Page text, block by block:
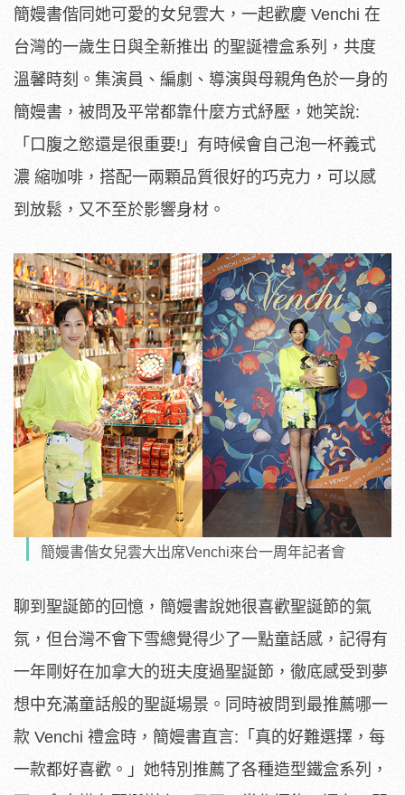
簡嫚書偕同她可愛的女兒雲大，一起歡慶 Venchi 在
台灣的一歲生日與全新推出 的聖誕禮盒系列，共度
溫馨時刻。集演員、編劇、導演與母親角色於一身的
簡嫚書，被問及平常都靠什麼方式紓壓，她笑說:
「口腹之慾還是很重要!」有時候會自己泡一杯義式
濃 縮咖啡，搭配一兩顆品質很好的巧克力，可以感
到放鬆，又不至於影響身材。
簡嫚書偕女兒雲大出席Venchi來台一周年記者會
聊到聖誕節的回憶，簡嫚書說她很喜歡聖誕節的氣
氛，但台灣不會下雪總覺得少了一點童話感，記得有
一年剛好在加拿大的班夫度過聖誕節，徹底感受到夢
想中充滿童話般的聖誕場景。同時被問到最推薦哪一
款 Venchi 禮盒時，簡嫚書直言:「真的好難選擇，每
一款都好喜歡。」她特別推薦了各種造型鐵盒系列，